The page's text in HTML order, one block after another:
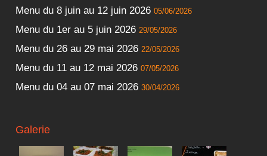
Menu du 8 juin au 12 juin 2026 05/06/2026
Menu du 1er au 5 juin 2026 29/05/2026
Menu du 26 au 29 mai 2026 22/05/2026
Menu du 11 au 12 mai 2026 07/05/2026
Menu du 04 au 07 mai 2026 30/04/2026
Galerie